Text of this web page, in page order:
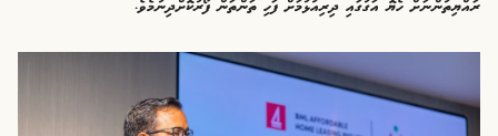
ރައްޔިތުންނަށް ހެޔޮ އަގުގައި ދިރިއުޅުމަށް ފަހި ތަންތަން ފޯރުކޮށްދިނުމެވެ.